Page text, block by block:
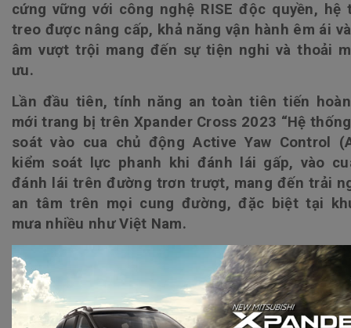
cứng vững với công nghệ RISE độc quyền, hệ
treo được nâng cấp, khả năng vận hành êm ái
âm vượt trội mang đến sự tiện nghi và thoải
ưu.
Lần đầu tiên, tính năng an toàn tiên tiến
mới trang bị trên Xpander Cross 2023 “Hệ
soát vào cua chủ động Active Yaw Control
kiểm soát lực phanh khi đánh lái gấp, vào
đánh lái trên đường trơn trượt, mang đến trải
an tâm trên mọi cung đường, đặc biệt tại
mưa nhiều như Việt Nam.